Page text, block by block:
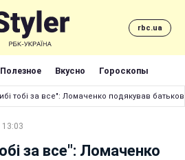
rbc.ua
Полезное Вкусно Гороскопы
тобі за все": Ломаченко подякував
13:03
за все": Ломаченко